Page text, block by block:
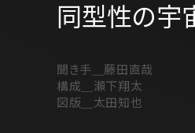
同型性の宇
聞き手＿藤田直哉
構成＿瀬下翔太
図版＿太田知也